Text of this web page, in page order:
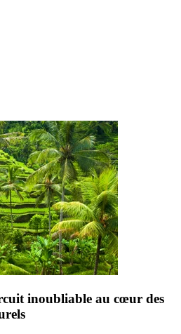
inoubliable au cœur des